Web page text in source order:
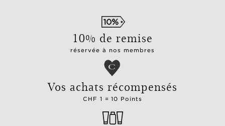
10% de remise
réservée à nos membres
Vos achats récompensés
CHF 1 = 10 Points